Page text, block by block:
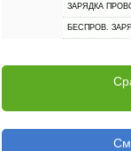
ЗАРЯДКА
БЕСПРОВ.